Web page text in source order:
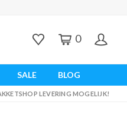
0
SALE BLOG
LEVERING MOGELIJK!